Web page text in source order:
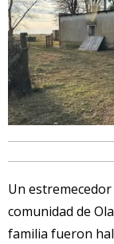
Un
comunidad de
familia fueron